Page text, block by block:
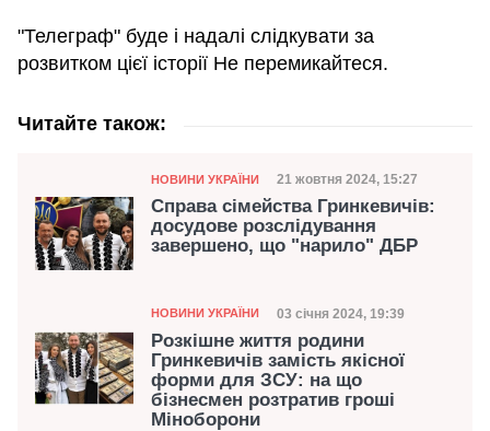
"Телеграф" буде і надалі слідкувати за
розвитком цієї історії Не перемикайтеся.
Читайте також:
Категорія
НОВИНИ УКРАЇНИ Дата публікації
21 жовтня 2024, 15:27
Справа сімейства Гринкевичів:
досудове розслідування
завершено, що "нарило" ДБР
Категорія
НОВИНИ УКРАЇНИ Дата публікації
03 січня 2024, 19:39
Розкішне життя родини
Гринкевичів замість якісної
форми для ЗСУ: на що
бізнесмен розтратив гроші
Міноборони